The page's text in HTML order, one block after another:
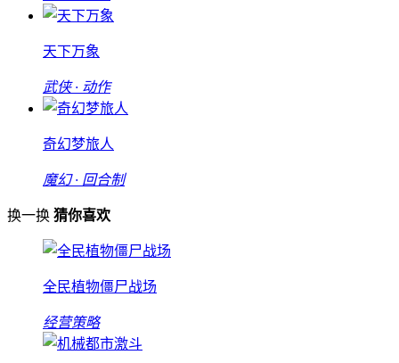
天下万象
武侠 · 动作
奇幻梦旅人
魔幻 · 回合制
换一换 猜你喜欢
全民植物僵尸战场
经营策略